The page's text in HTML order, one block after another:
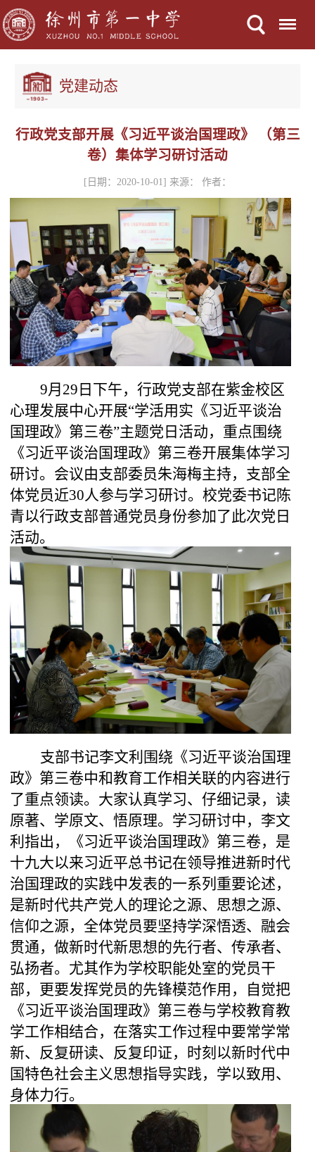
党建动态
行政党支部开展《习近平谈治国理政》 （第三
卷）集体学习研讨活动
[日期：2020-10-01] 来源： 作者：
9月 29 日下午， 行政党支部在紫金校区
心理发展中心开展“学活用实《习近平谈治
国理政》第三卷”主题党日活动，重点 围绕
《习近平谈治国理政》第三卷开展集体学习
研讨。会议由支部委员朱海梅主持， 支部全
体党员近30人参与学习研讨。 校党委书记陈
青以行政支部普通党员身份参加了此次党日
活动。
支部书记李文利围绕 《习近平谈治国理
政》第三卷中和教育工作相关联的内容进行
了重点领读。大家认真学习、仔细记录，读
原著、学原文、悟原理。 学习研讨中，李文
利指出，
《习近平谈治国理政》第三卷，是
十九大以来习近平总书记在领导推进新时代
治国理政的实践中发表的一系列重要论述，
是新时代共产党人的理论之源、思想之源、
信仰之源， 全体党员要坚持学深悟透、融会
贯通，做新时代新思想的先行者、传承者、
弘扬者。 尤其作为学校职能处室的党员干
部， 更要发挥党员的先锋模范作用， 自觉把
《习近平谈治国理政》第三卷与学校教育教
学工作相结合，在落实工作过程中要常学常
新、反复研读、反复印证，时刻以新时代中
国特色社会主义思想指导实践，学以致用、
身体力行。